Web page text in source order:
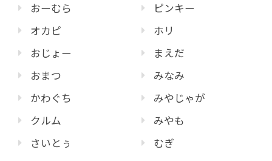
おーむら
オカピ
おじょー
おまつ
かわぐち
クルム
さいとぅ
ピンキー
ホリ
まえだ
みなみ
みやじゃが
みやも
むぎ